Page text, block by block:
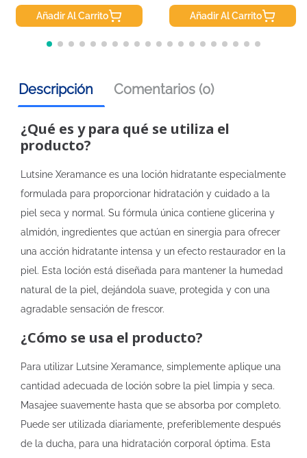
Añadir Al Carrito Añadir Al Carrito
Descripción Comentarios (0)
¿Qué es y para qué se utiliza el
producto?
Lutsine Xeramance es una loción hidratante especialmente
formulada para proporcionar hidratación y cuidado a la
piel seca y normal. Su fórmula única contiene glicerina y
almidón, ingredientes que actúan en sinergia para ofrecer
una acción hidratante intensa y un efecto restaurador en la
piel. Esta loción está diseñada para mantener la humedad
natural de la piel, dejándola suave, protegida y con una
agradable sensación de frescor.
¿Cómo se usa el producto?
Para utilizar Lutsine Xeramance, simplemente aplique una
cantidad adecuada de loción sobre la piel limpia y seca.
Masajee suavemente hasta que se absorba por completo.
Puede ser utilizada diariamente, preferiblemente después
de la ducha, para una hidratación corporal óptima. Esta